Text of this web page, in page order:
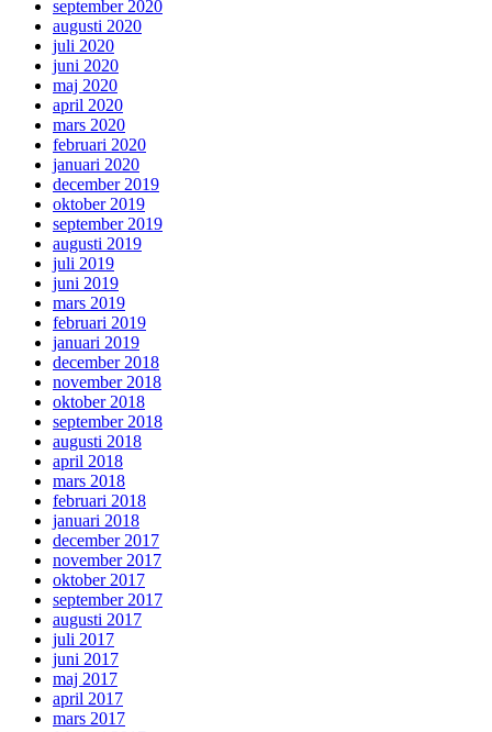
september 2020
augusti 2020
juli 2020
juni 2020
maj 2020
april 2020
mars 2020
februari 2020
januari 2020
december 2019
oktober 2019
september 2019
augusti 2019
juli 2019
juni 2019
mars 2019
februari 2019
januari 2019
december 2018
november 2018
oktober 2018
september 2018
augusti 2018
april 2018
mars 2018
februari 2018
januari 2018
december 2017
november 2017
oktober 2017
september 2017
augusti 2017
juli 2017
juni 2017
maj 2017
april 2017
mars 2017